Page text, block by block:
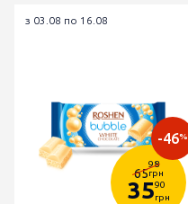
з 03.08 по 16.08
65
98
грн
3590
грн
-46%